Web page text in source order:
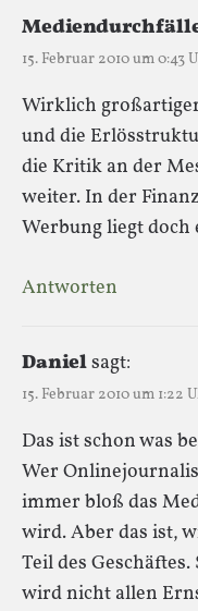
15. Februar 2010 um 0:43
Wirklich
und die
die Kritik an der
weiter. In der
Werbung liegt
Antworten
Danielsagt:
15. Februar 2010 um 1:22
Das ist schon was
Wer
immer bloß das
wird. Aber das ist,
Teil des
wird nicht allen